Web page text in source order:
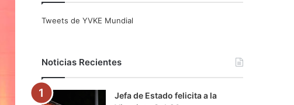
o
r
e
r
a
a
m
Tweets de YVKE Mundial
Noticias Recientes
Jefa de Estado felicita a la